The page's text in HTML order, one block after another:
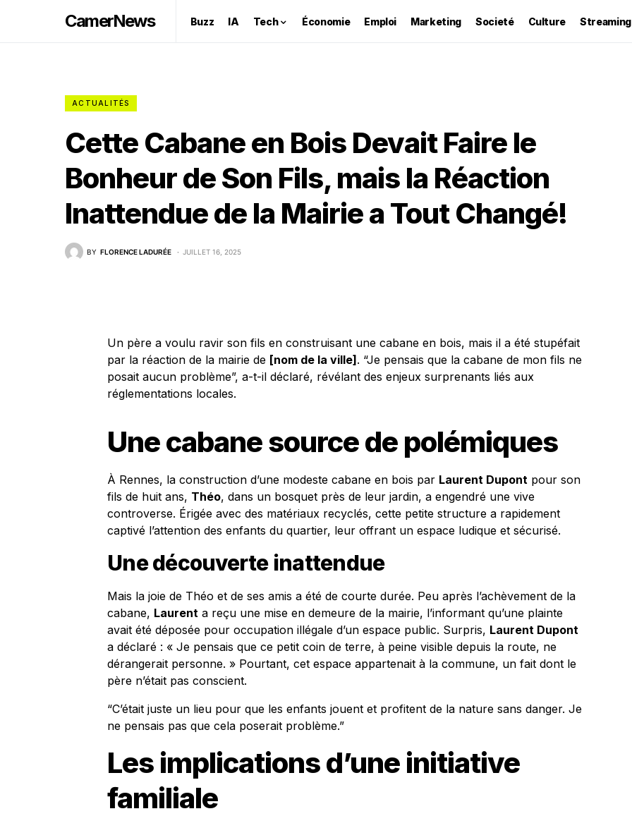
CamerNews Buzz IA Tech Économie Emploi Marketing Societé Culture Streaming
ACTUALITÉS
Cette Cabane en Bois Devait Faire le
Bonheur de Son Fils, mais la Réaction
Inattendue de la Mairie a Tout Changé!
BY FLORENCE LADURÉE JUILLET 16, 2025
Un père a voulu ravir son fils en construisant une cabane en bois, mais il a été stupéfait
par la réaction de la mairie de [nom de la ville]. “Je pensais que la cabane de mon fils ne
posait aucun problème”, a-t-il déclaré, révélant des enjeux surprenants liés aux
réglementations locales.
Une cabane source de polémiques
À Rennes, la construction d’une modeste cabane en bois par Laurent Dupont pour son
fils de huit ans, Théo, dans un bosquet près de leur jardin, a engendré une vive
controverse. Érigée avec des matériaux recyclés, cette petite structure a rapidement
captivé l’attention des enfants du quartier, leur offrant un espace ludique et sécurisé.
Une découverte inattendue
Mais la joie de Théo et de ses amis a été de courte durée. Peu après l’achèvement de la
cabane, Laurent a reçu une mise en demeure de la mairie, l’informant qu’une plainte
avait été déposée pour occupation illégale d’un espace public. Surpris, Laurent Dupont
a déclaré : « Je pensais que ce petit coin de terre, à peine visible depuis la route, ne
dérangerait personne. » Pourtant, cet espace appartenait à la commune, un fait dont le
père n’était pas conscient.
“C’était juste un lieu pour que les enfants jouent et profitent de la nature sans danger. Je
ne pensais pas que cela poserait problème.”
Les implications d’une initiative
familiale